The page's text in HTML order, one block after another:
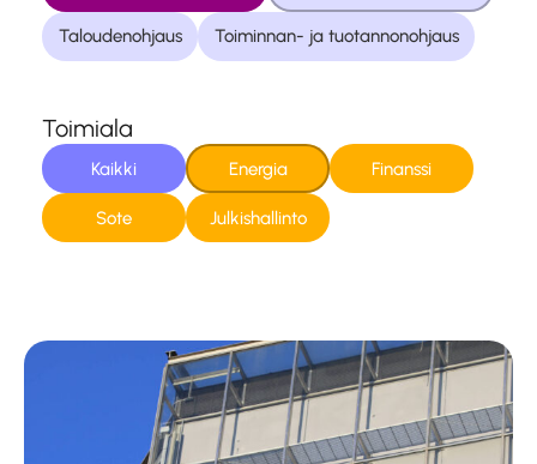
Taloudenohjaus Toiminnan- ja tuotannonohjaus
Toimiala
Kaikki Energia Finanssi
Sote Julkishallinto